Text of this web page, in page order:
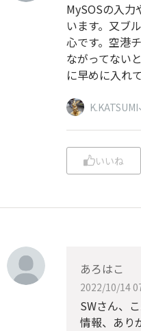
MySOSの入
います。又ブ
心です。空港
ながってない
に早めに入れ
K.KATSUMI、
いいね
あろはこ
2022/10/14
SWさん、
情報、あり